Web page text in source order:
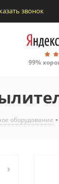
звонок
99%
оборудование